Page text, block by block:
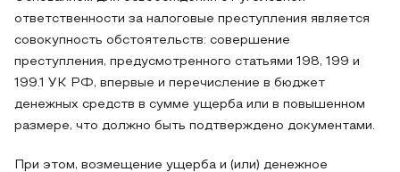
ответственности за налоговые преступления является
совокупность обстоятельств: совершение
преступления, предусмотренного статьями 198, 199 и
199.1 УК РФ, впервые и перечисление в бюджет
денежных средств в сумме ущерба или в повышенном
размере, что должно быть подтверждено документами.
При этом, возмещение ущерба и (или) денежное